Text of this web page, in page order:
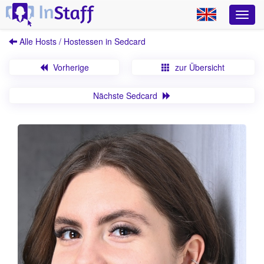
Alle Hosts / Hostessen in Sedcard
Vorherige zur Übersicht
Nächste Sedcard